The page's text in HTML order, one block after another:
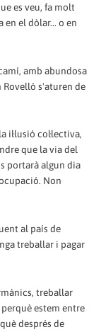
es veu, fa molt
el dòlar... o en
amb abundosa
s'aturen de
il·lusió col·lectiva,
que la via del
portarà algun dia
Non
al país de
treballar i pagar
treballar
estem entre
després de